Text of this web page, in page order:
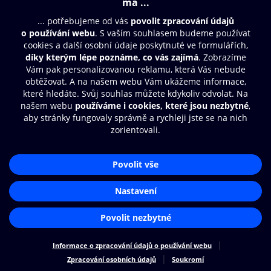
Další zábava
© O2 Czech Republic a.s.
Nákupní řád
Přístupnost
Cookies
Nastavení cookies
Aplikace O2 Knihovna
Čti a poslouchej své e-knihy a
audioknihy rychleji a pohodlněji.